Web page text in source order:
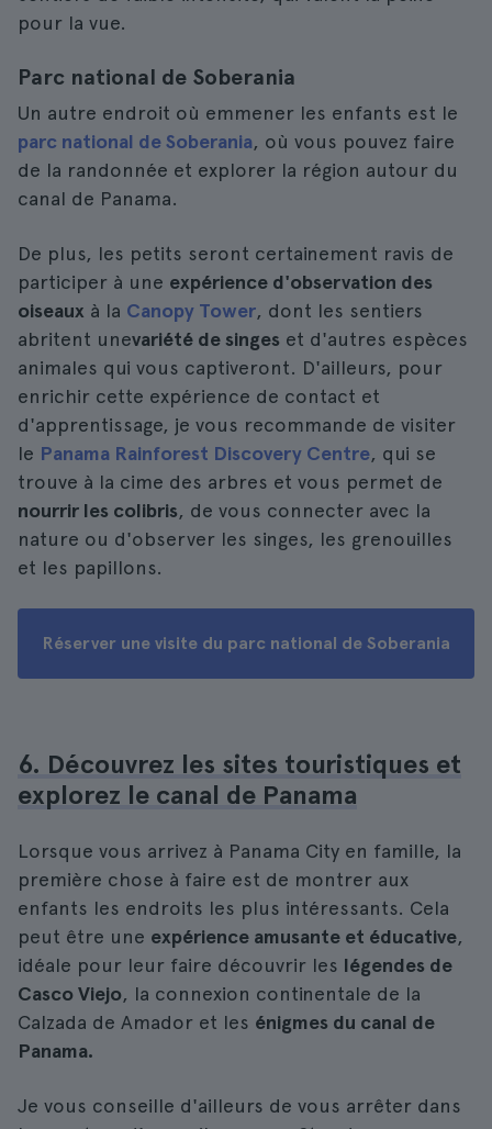
pour la vue.
Parc national de Soberania
Un autre endroit où emmener les enfants est le
parc national de Soberania, où vous pouvez faire
de la randonnée et explorer la région autour du
canal de Panama.
De plus, les petits seront certainement ravis de
participer à une expérience d'observation des
oiseaux à la Canopy Tower, dont les sentiers
abritent unevariété de singes et d'autres espèces
animales qui vous captiveront. D'ailleurs, pour
enrichir cette expérience de contact et
d'apprentissage, je vous recommande de visiter
le Panama Rainforest Discovery Centre, qui se
trouve à la cime des arbres et vous permet de
nourrir les colibris, de vous connecter avec la
nature ou d'observer les singes, les grenouilles
et les papillons.
Réserver une visite du parc national de Soberania
6. Découvrez les sites touristiques et
explorez le canal de Panama
Lorsque vous arrivez à Panama City en famille, la
première chose à faire est de montrer aux
enfants les endroits les plus intéressants. Cela
peut être une expérience amusante et éducative,
idéale pour leur faire découvrir les légendes de
Casco Viejo, la connexion continentale de la
Calzada de Amador et les énigmes du canal de
Panama.
Je vous conseille d'ailleurs de vous arrêter dans